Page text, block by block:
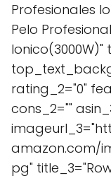
Profesionales
Pelo
Ionico(3000W)"
rating_2="0"
cons_2=""
amazon.com/
pg"